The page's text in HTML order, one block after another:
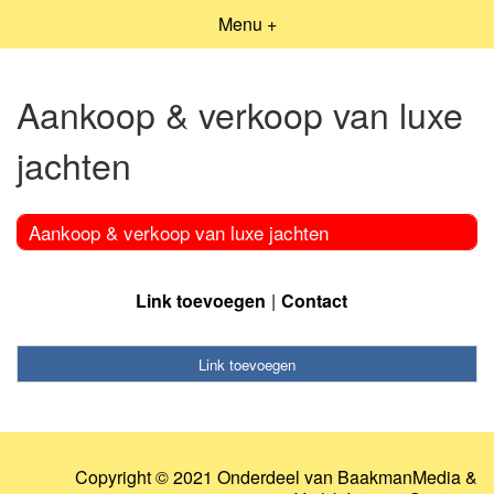
Menu +
Aankoop & verkoop van luxe
jachten
Aankoop & verkoop van luxe jachten
Link toevoegen Contact
Link toevoegen
Copyright © 2021 Onderdeel van BaakmanMedia&